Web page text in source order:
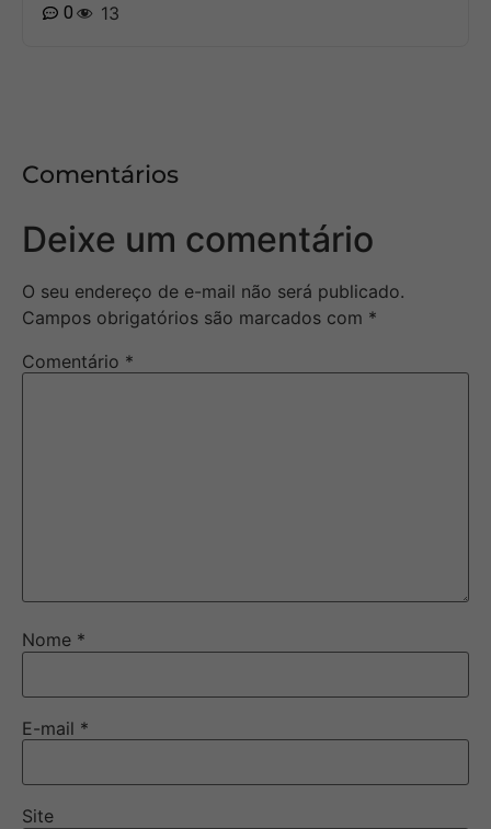
0
13
Comentários
Deixe um comentário
O seu endereço de e-mail não será publicado.
Campos obrigatórios são marcados com *
Comentário *
Nome *
E-mail *
Site